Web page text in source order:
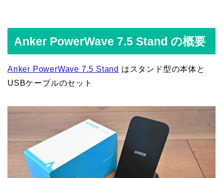
Anker PowerWave 7.5 Stand の概要
Anker PowerWave 7.5 Stand はスタンド型の本体と
USBケーブルのセット